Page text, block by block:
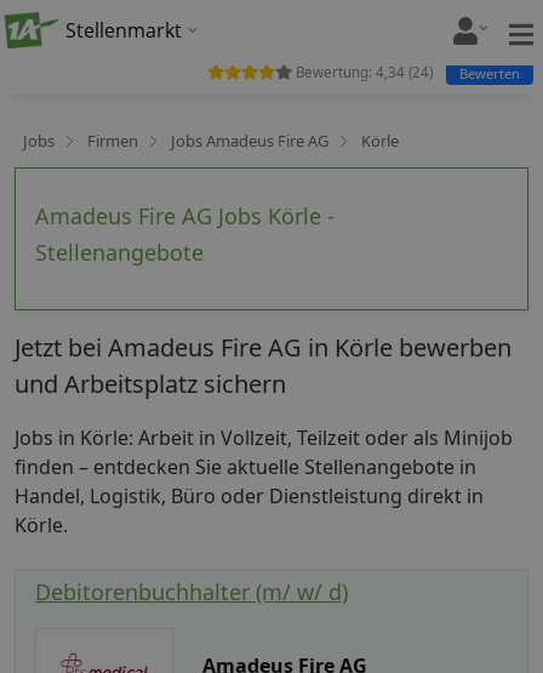
Stellenmarkt
Jobs Firmen Jobs Amadeus Fire AG Körle
Amadeus Fire AG Jobs Körle -
Stellenangebote
Bewertung: 4,34 (24) Bewerten
Jetzt bei Amadeus Fire AG in Körle bewerben
und Arbeitsplatz sichern
Jobs in Körle: Arbeit in Vollzeit, Teilzeit oder als Minijob
finden – entdecken Sie aktuelle Stellenangebote in
Handel, Logistik, Büro oder Dienstleistung direkt in
Körle.
Debitorenbuchhalter (m/ w/ d)
Amadeus Fire AG